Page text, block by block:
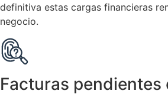
definitiva estas cargas financieras
negocio.
Facturas pendientes